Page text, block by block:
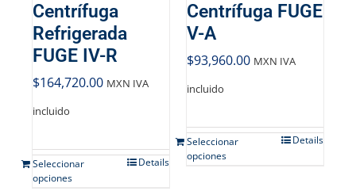
Centrífuga
Refrigerada
FUGE IV-R
$164,720.00 MXN IVA
incluido
Seleccionar
opciones
Details
Centrífuga FUGE
V-A
$93,960.00 MXN IVA
incluido
Seleccionar
opciones
Details